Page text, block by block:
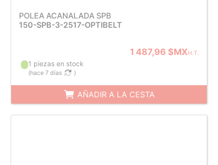
POLEA ACANALADA SPB
150-SPB-3-2517-OPTIBELT
1 487,96 $MXH.T.
1 piezas en stock
(hace 7 días )
AÑADIR A LA CESTA